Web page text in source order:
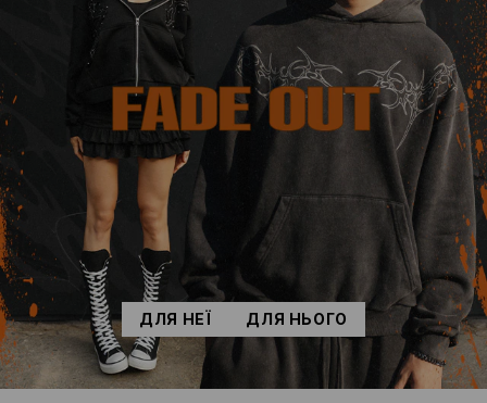
ДЛЯ НЕЇ ДЛЯ НЬОГО